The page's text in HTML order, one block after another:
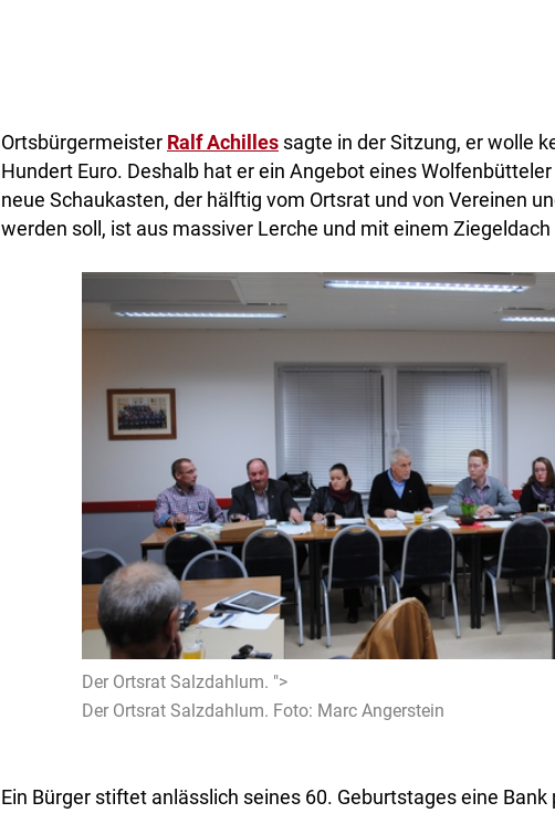
Ortsbürgermeister Ralf Achilles sagte in der Sitzung, er wolle
Hundert Euro. Deshalb hat er ein Angebot eines
neue Schaukasten, der hälftig vom Ortsrat und von Vereinen
werden soll, ist aus massiver Lerche und mit einem
Der Ortsrat Salzdahlum. ">
Der Ortsrat Salzdahlum. Foto: Marc Angerstein
Ein Bürger stiftet anlässlich seines 60. Geburtstages eine Bank